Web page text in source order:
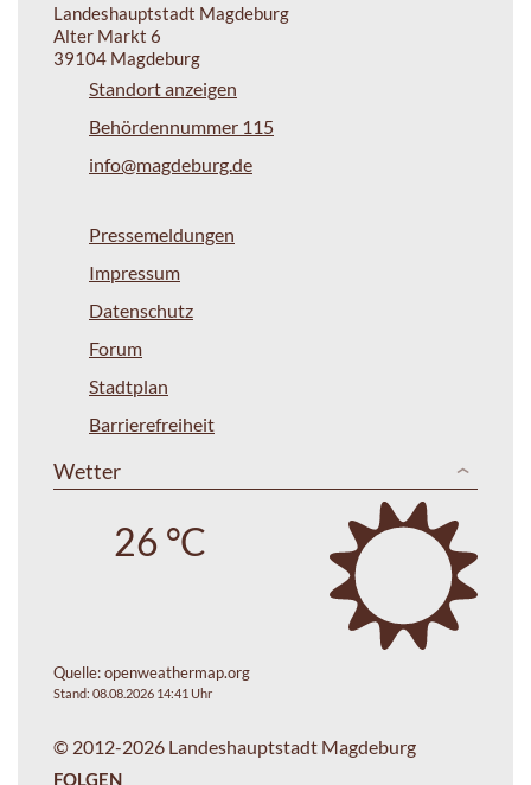
Landeshauptstadt Magdeburg
Alter Markt 6
39104 Magdeburg
Standort anzeigen
Behördennummer 115
info@magdeburg.de
Pressemeldungen
Impressum
Datenschutz
Forum
Stadtplan
Barrierefreiheit
Wetter
26 °C
Quelle:openweathermap.org
Stand: 08.08.2026 14:41 Uhr
© 2012-2026 Landeshauptstadt Magdeburg
FOLGEN